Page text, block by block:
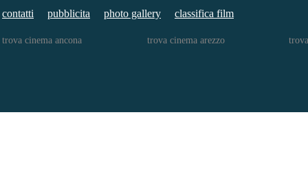
contatti pubblicita photo gallery classifica film
trova cinema ancona trova cinema arezzo